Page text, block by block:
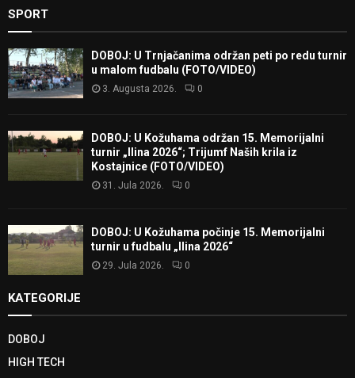
SPORT
DOBOJ: U Trnjačanima održan peti po redu turnir
u malom fudbalu (FOTO/VIDEO)
3. Augusta 2026. 0
DOBOJ: U Kožuhama održan 15. Memorijalni
turnir „Ilina 2026“; Trijumf Naših krila iz
Kostajnice (FOTO/VIDEO)
31. Jula 2026. 0
DOBOJ: U Kožuhama počinje 15. Memorijalni
turnir u fudbalu „Ilina 2026“
29. Jula 2026. 0
KATEGORIJE
DOBOJ
HIGH TECH